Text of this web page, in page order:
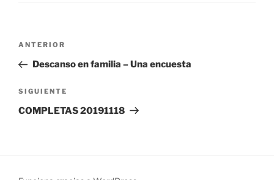
Navegación
entradas
Entrada
anterior:
ANTERIOR
Descanso en familia – Una encuesta
Siguiente
entrada
SIGUIENTE
COMPLETAS 20191118